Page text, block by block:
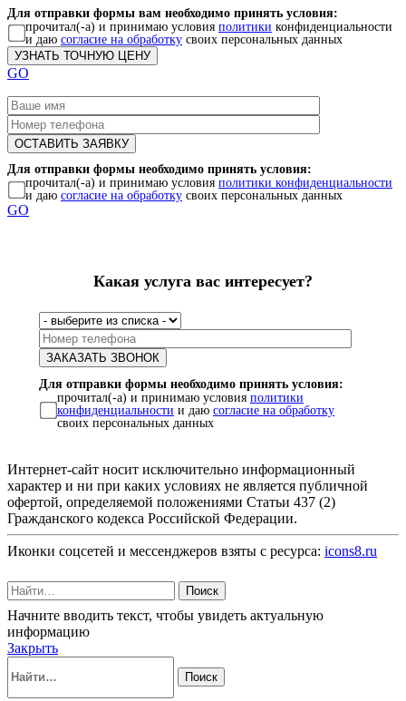
Для отправки формы вам необходимо принять условия:
прочитал(-а) и принимаю условия политики конфиденциальности
и даю согласие на обработку своих персональных данных
GO
Для отправки формы необходимо принять условия:
прочитал(-а) и принимаю условия политики конфиденциальности
и даю согласие на обработку своих персональных данных
GO
Какая услуга вас интересует?
Для отправки формы необходимо принять условия:
прочитал(-а) и принимаю условия политики
конфиденциальности и даю согласие на обработку
своих персональных данных
Интернет-сайт носит исключительно информационный
характер и ни при каких условиях не является публичной
офертой, определяемой положениями Статьи 437 (2)
Гражданского кодекса Российской Федерации.
Иконки соцсетей и мессенджеров взяты с ресурса: icons8.ru
Поиск
Начните вводить текст, чтобы увидеть актуальную
информацию
Закрыть
Поиск